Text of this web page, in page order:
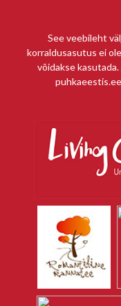
See veebileht
korraldusasutus ei
võidakse